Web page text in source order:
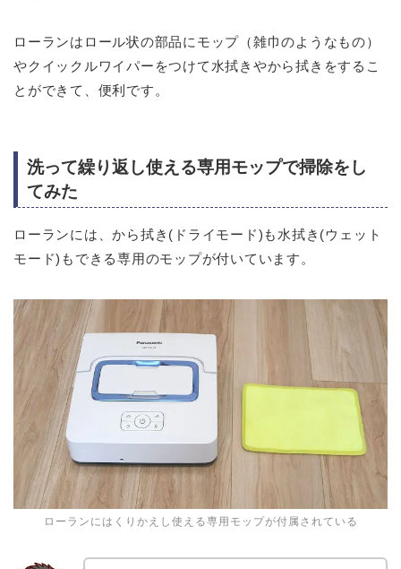
ローランはロール状の部品にモップ（雑巾のようなもの）
やクイックルワイパーをつけて水拭きやから拭きをするこ
とができて、便利です。
洗って繰り返し使える専用モップで掃除をし
てみた
ローランには、から拭き(ドライモード)も水拭き(ウェット
モード)もできる専用のモップが付いています。
ローランにはくりかえし使える専用モップが付属されている